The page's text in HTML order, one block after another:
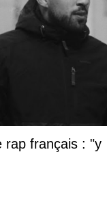
rap français : "y